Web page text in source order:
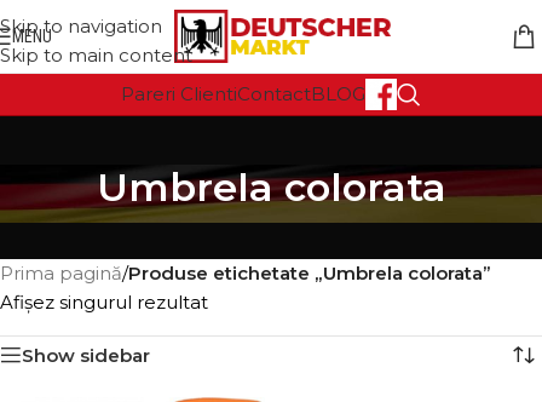
Skip to navigation
Skip to main content
MENU
Pareri ClientiContactBLOG
Umbrela colorata
Prima pagină/Produse etichetate „Umbrela colorata”
Afișez singurul rezultat
Show sidebar